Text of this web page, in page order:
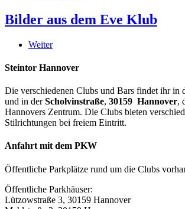
Bilder aus dem Eve Klub
Weiter
Steintor Hannover
Die verschiedenen Clubs und Bars findet ihr in
und in derScholvinstraße, 30159 Hannover,
Hannovers Zentrum. Die Clubs bieten
Stilrichtungen bei freiem Eintritt.
Anfahrt mit dem PKW
Öffentliche Parkplätze rund um die Clubs
Öffentliche Parkhäuser:
Lützowstraße 3, 30159 Hannover